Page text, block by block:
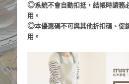
◎系統不會自動扣抵，結帳時請務
用。
◎本優惠碼不可與其他折扣碼、促
用。